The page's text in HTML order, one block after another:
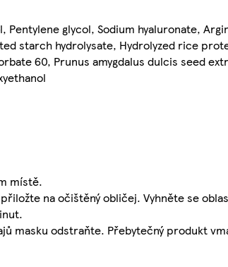
Pentylene glycol, Sodium hyaluronate,
starch hydrolysate, Hydrolyzed rice
60, Prunus amygdalus dulcis seed
místě.
na očištěný obličej. Vyhněte se
masku odstraňte. Přebytečný produkt